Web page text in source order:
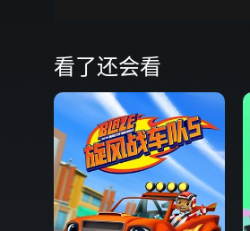
看了还会看